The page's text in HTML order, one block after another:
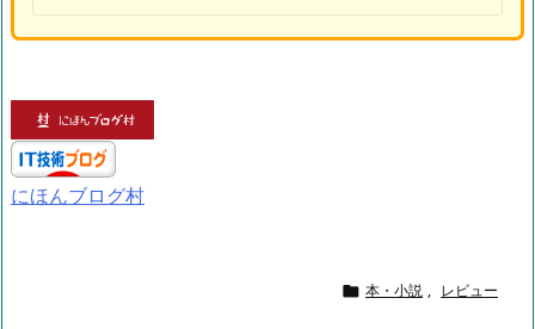
にほんブログ村
 本・小説 , レビュー